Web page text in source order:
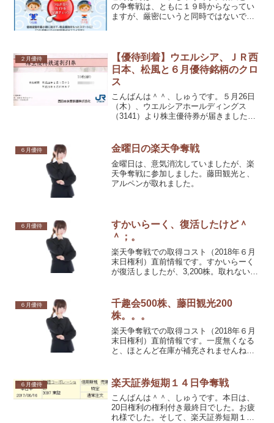
の争奪戦は、ともに１９時からなってい
ますが、厳密にいうと同時ではないです
２月優待
【優待到着】ウエルシア、ＪＲ西
日本、松風と６月優待銘柄のクロ
ス
こんばんは＾＾、しゅうです。５月26日
（木）、ウエルシアホールディングス
（3141）より株主優待券が届きました。
道割引券が届きました。５月28日
（土）、松風（7979）...
６月優待 金曜日の楽天争奪戦
金曜日は、意気消沈していましたが、楽
天争奪戦に参加しました。藤田観光と、
アルペンが取れました。
６月優待
すかいらーく、復活したけど＾
＾；。
楽天争奪戦での取得コスト（2018年６月
末日権利）直前情報です。すかいらーく
が復活しましたが、3,200株。取れないと
しています。手数料コースは超割コー
ス。現物は...
６月優待
千趣会500株、藤田観光200
株。。。
楽天争奪戦での取得コスト（2018年６月
末日権利）直前情報です。一度無くなる
と、ほとんど在庫が補充されませんね。
ース。現物は、いちにち信用で信用買い
して現引しての...
６月優待 楽天証券短期１４日争奪戦
こんばんは＾＾、しゅうです。本日は、
20日権利の権利付き最終日でした。お疲
れ様でした。そして、楽天証券短期１４